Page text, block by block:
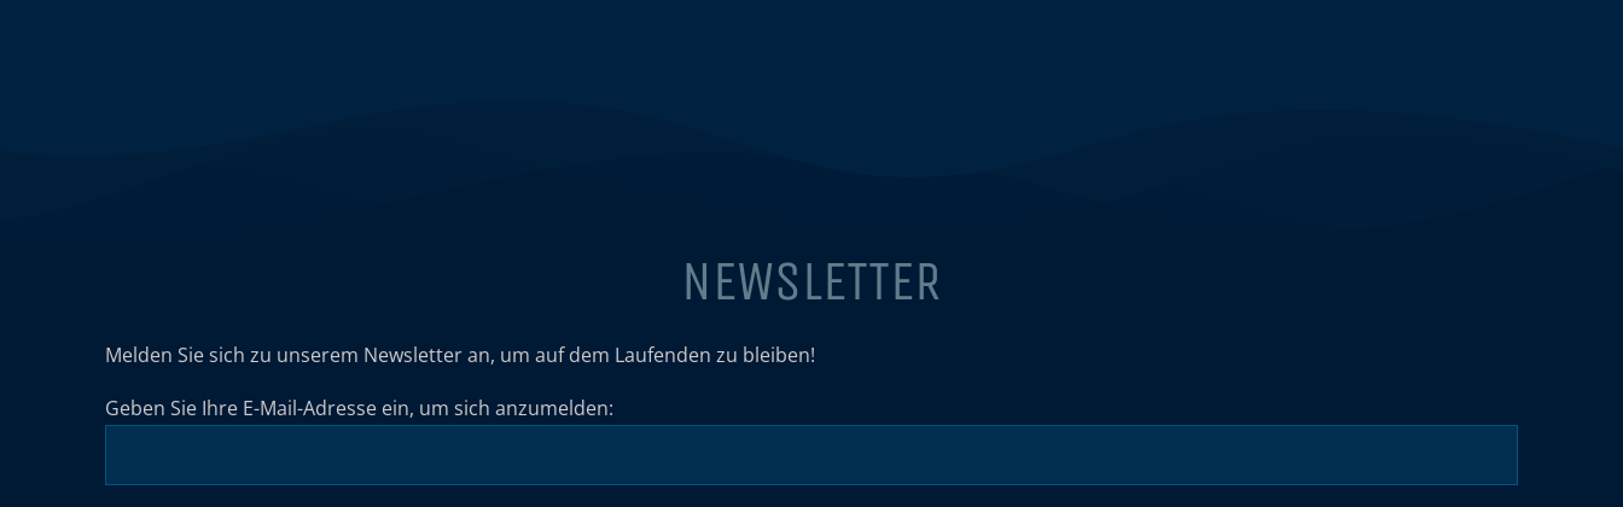
NEWSLETTER
Melden Sie sich zu unserem Newsletter an, um auf dem Laufenden zu bleiben!
Geben Sie Ihre E-Mail-Adresse ein, um sich anzumelden: